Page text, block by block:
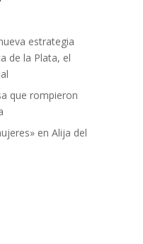
estrategia
de la Plata, el
que rompieron
en Alija del